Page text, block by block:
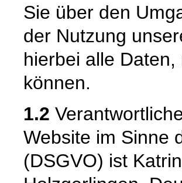
Sie über den
der Nutzung
hierbei alle
können.
1.2
Website im Sinne
(DSGVO) ist